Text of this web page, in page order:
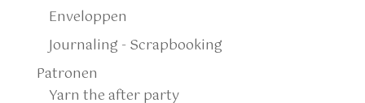
Enveloppen
Journaling - Scrapbooking
Patronen
Yarn the after party